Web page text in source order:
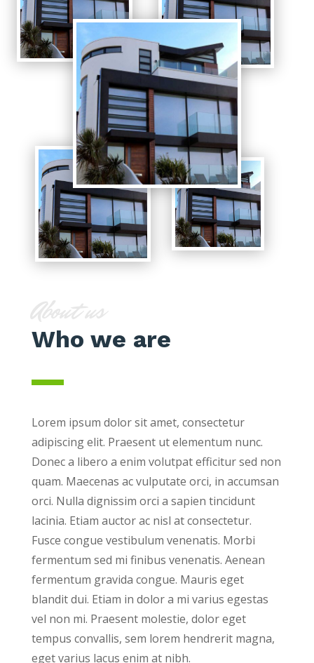
Who we are
Lorem ipsum dolor sit amet, consectetur
adipiscing elit. Praesent ut elementum nunc.
Donec a libero a enim volutpat efficitur sed non
quam. Maecenas ac vulputate orci, in accumsan
orci. Nulla dignissim orci a sapien tincidunt
lacinia. Etiam auctor ac nisl at consectetur.
Fusce congue vestibulum venenatis. Morbi
fermentum sed mi finibus venenatis. Aenean
fermentum gravida congue. Mauris eget
blandit dui. Etiam in dolor a mi varius egestas
vel non mi. Praesent molestie, dolor eget
tempus convallis, sem lorem hendrerit magna,
eget varius lacus enim at nibh.